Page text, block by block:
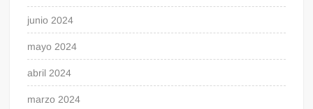
junio 2024
mayo 2024
abril 2024
marzo 2024